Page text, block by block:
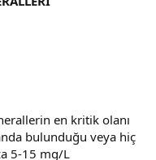
en kritik olanı
bulunduğu veya hiç
5-15 mg/L